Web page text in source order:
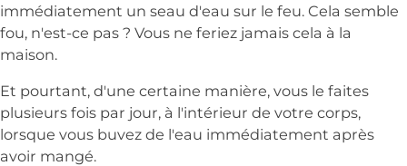
immédiatement un seau d'eau sur le feu. Cela semble
fou, n'est-ce pas ? Vous ne feriez jamais cela à la
maison.
Et pourtant, d'une certaine manière, vous le faites
plusieurs fois par jour, à l'intérieur de votre corps,
lorsque vous buvez de l'eau immédiatement après
avoir mangé.